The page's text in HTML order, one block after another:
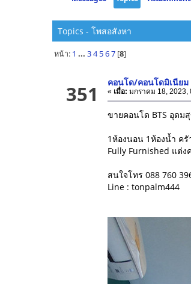
Topics - โพสอสังหา
หน้า: 1 ... 3 4 5 6 7[8]
351 คอนโด/คอนโดมิเนีย
« เมื่อ: มกราคม 18, 2023,
ขายคอนโด BTS อุดม
1ห้องนอน 1ห้องน้ำ ค
Fully Furnished แต่ง
สนใจโทร 088 760
Line : tonpalm444